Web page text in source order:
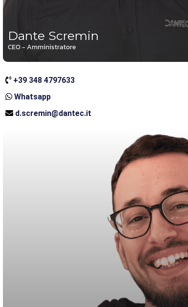
Dante Scremin
CEO - Amministratore
+39 348 4797633
Whatsapp
d.scremin@dantec.it